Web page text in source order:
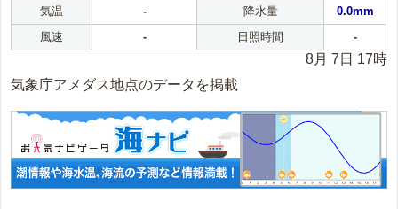
気温 - 降水量
0.0mm
風速
- 日照時間 -
8月 7日 17時
気象庁アメダス地点のデータを掲載